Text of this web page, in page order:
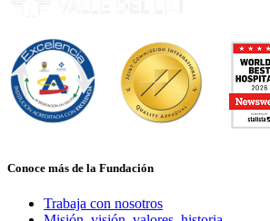
Conoce más de la Fundación
Trabaja con nosotros